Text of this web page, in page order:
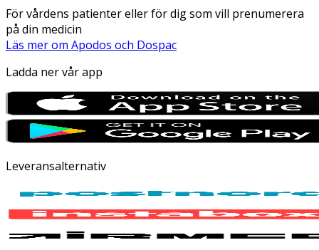
För vårdens patienter eller för dig som vill prenumerera
på din medicin
Läs mer om Apodos och Dospac
Ladda ner vår app
Leveransalternativ